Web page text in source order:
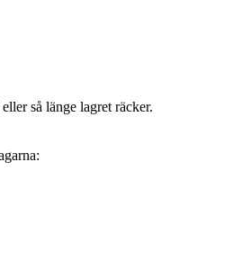
så länge lagret räcker.
: